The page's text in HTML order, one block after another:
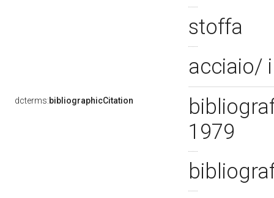
stoffa
acciaio/
dcterms:bibliographicCitation
1979